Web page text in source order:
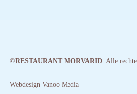
©RESTAURANT MORVARID . Alle
Webdesign Vanoo Media